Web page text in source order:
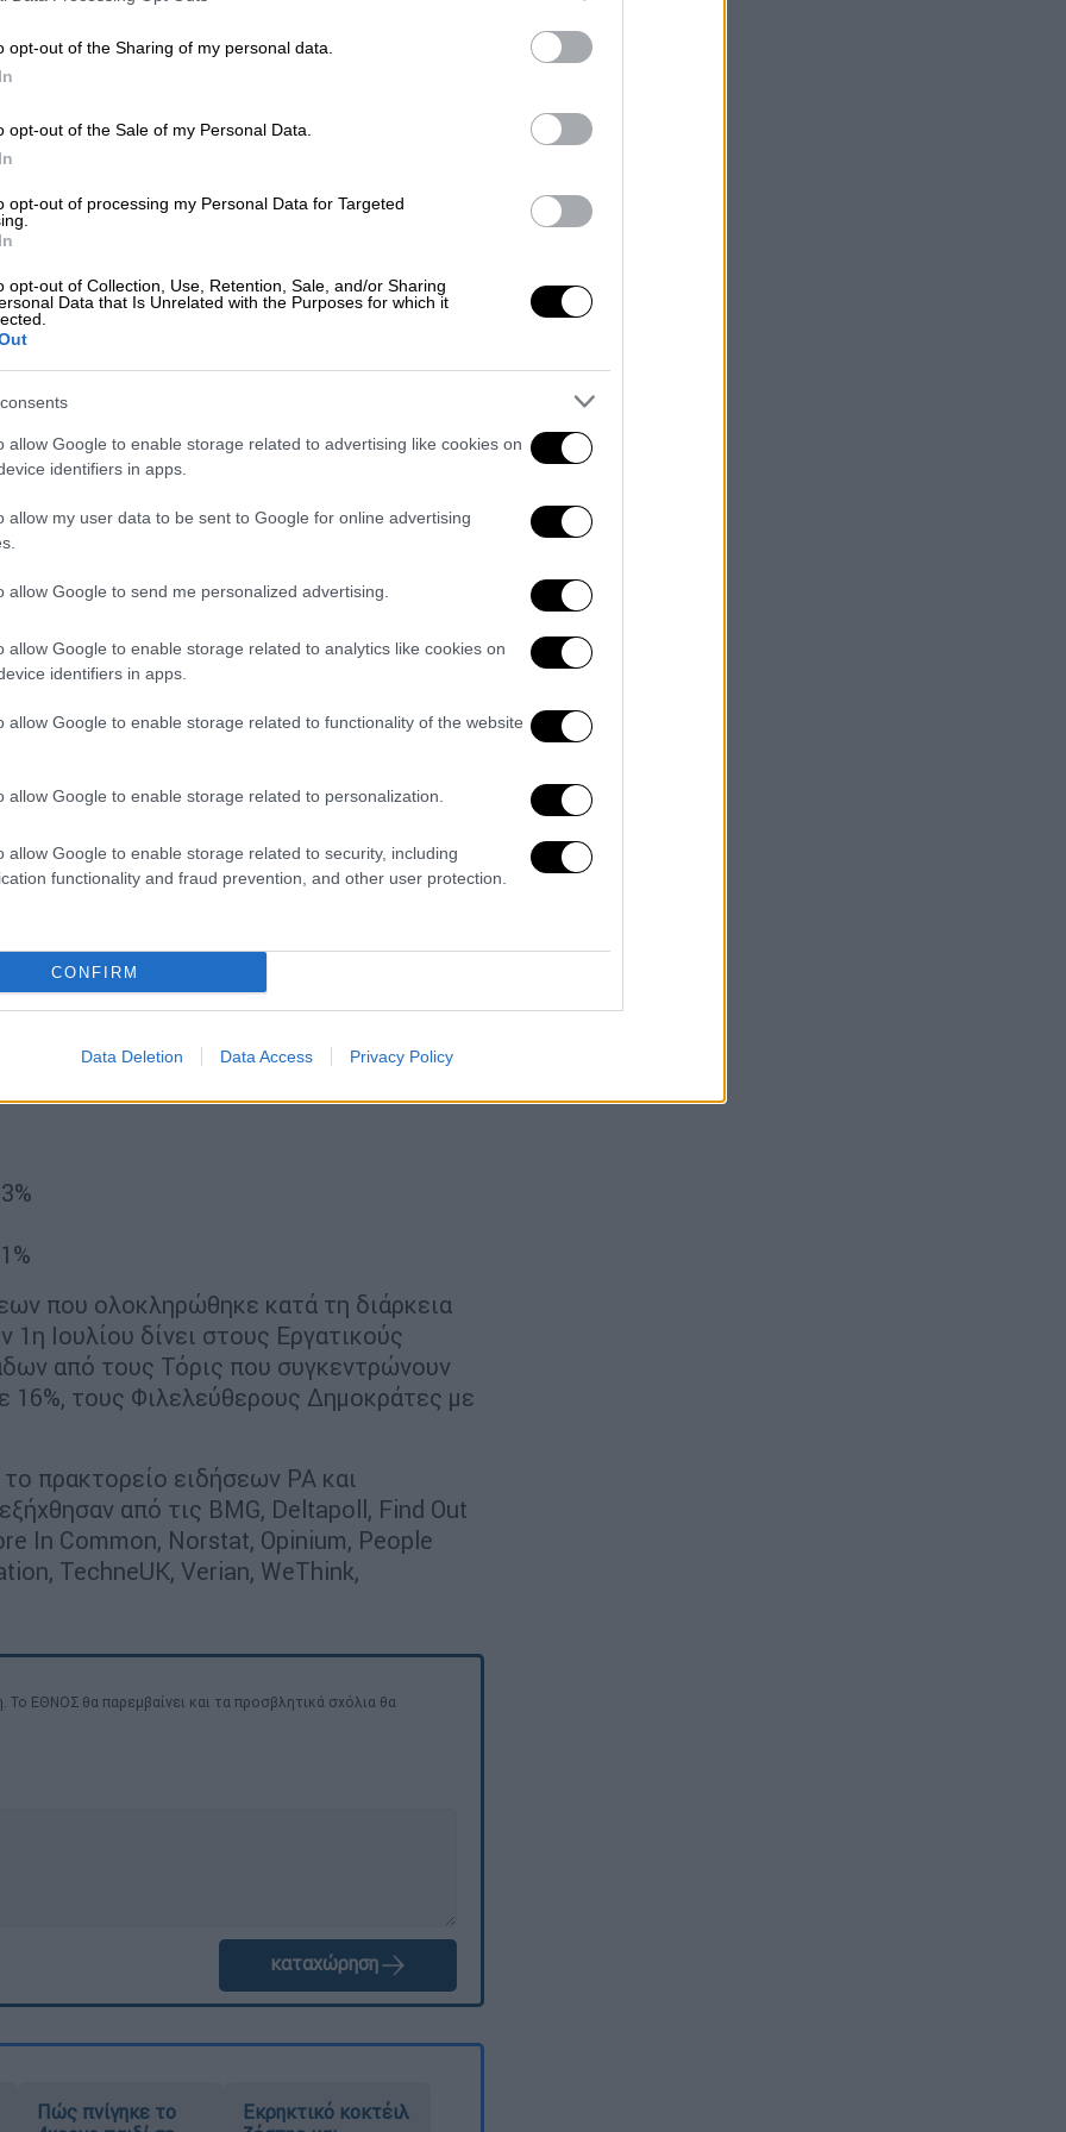
opt-out of the Sharing of my personal data.
opt-out of the Sale of my Personal Data.
opt-out of processing my Personal Data for Targeted
opt-out of Collection, Use, Retention, Sale, and/or Sharing
Data that Is Unrelated with the Purposes for which it
allow Google to enable storage related to advertising like cookies on
identifiers in apps.
allow my user data to be sent to Google for online advertising
allow Google to send me personalized advertising.
allow Google to enable storage related to analytics like cookies on
identifiers in apps.
allow Google to enable storage related to functionality of the website
allow Google to enable storage related to personalization.
allow Google to enable storage related to security, including
functionality and fraud prevention, and other user protection.
CONFIRM
Data Deletion Data Access Privacy Policy
Opinium, που πραγματοποιήθηκε
σε δείγμα 2.053 ενήλικες είναι:
More in Common, που
26 έως τις 28 Ιουνίου σε δείγμα 3.361
Deltapoll, που πραγματοποιήθηκε
σε δείγμα 1.645 είναι:
1%
που ολοκληρώθηκε κατά τη διάρκεια
Ιουλίου δίνει στους Εργατικούς
από τους Τόρις που συγκεντρώνουν
16%, τους Φιλελεύθερους Δημοκράτες με
πρακτορείο ειδήσεων PA και
από τις BMG, Deltapoll, Find Out
In Common, Norstat, Opinium, People
TechneUK, Verian, WeThink,
ΕΘΝΟΣ θα παρεμβαίνει και τα προσβλητικά σχόλια θα
καταχώρηση
Πώς πνίγηκε το
Εκρηκτικό κοκτέιλ